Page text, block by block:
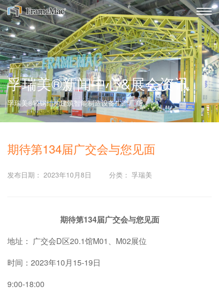
孚瑞美®新闻中心&展会资讯
孚瑞美®轻钢结构建筑智能制造设备生产厂商
期待第134届广交会与您见面
发布日期： 2023年10月8日 分类： 孚瑞美
期待第134届广交会与您见面
地址： 广交会D区20.1馆M01、M02展位
时间：2023年10月15-19日
9:00-18:00